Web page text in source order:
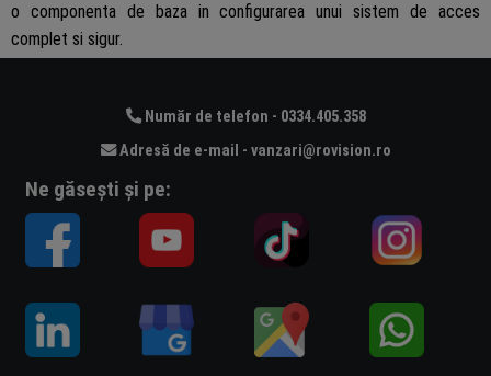
o componenta de baza in configurarea unui sistem de acces
complet si sigur.
Număr de telefon - 0334.405.358
Adresă de e-mail - vanzari@rovision.ro
Ne găsești și pe: